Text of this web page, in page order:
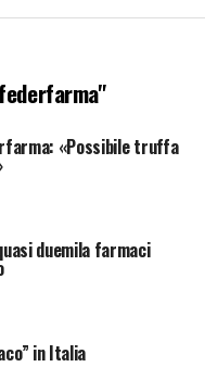
«Possibile truffa
duemila farmaci
in Italia